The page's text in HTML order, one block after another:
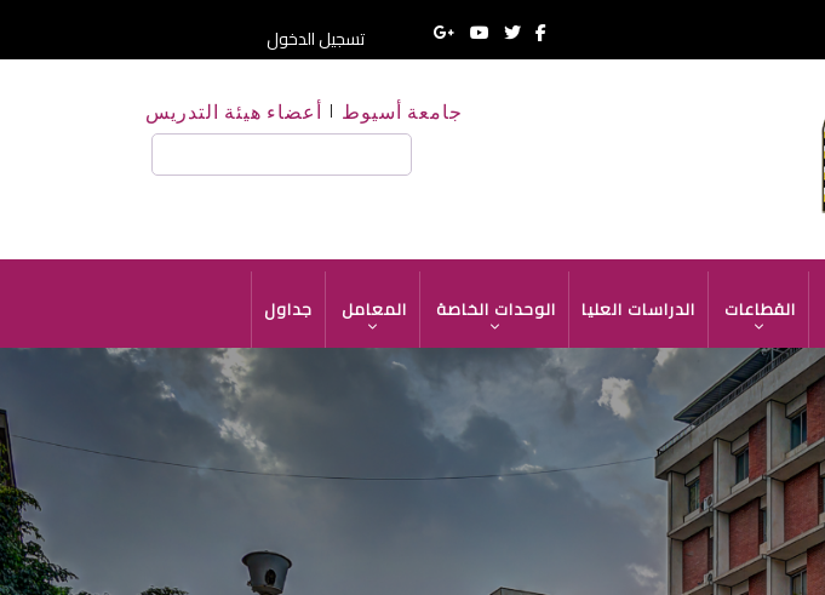
تسجيل الدخول
جامعة أسيوط أعضاء هيئة التدريس
بحث
القطاعات الدراسات العليا الوحدات الخاصة المعامل جداول